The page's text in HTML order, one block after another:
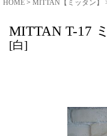
HOME > MITTAN【ミッタン】
MITTAN T-17
[白]